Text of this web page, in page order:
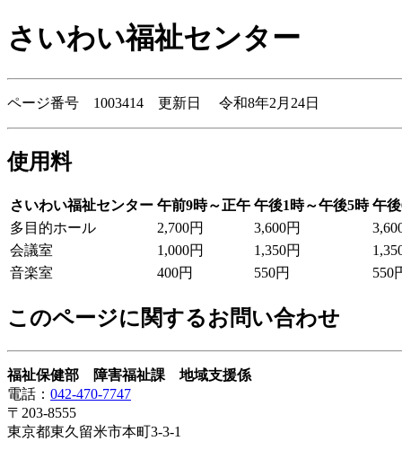
さいわい福祉センター
ページ番号 1003414 更新日 令和8年2月24日
使用料
さいわい福祉センター 午前9時～正午 午後1時～午後5時 午
多目的ホール
2,700円 3,600円
会議室
1,000円 1,350円
音楽室
400円 550円 550
このページに関するお問い合わせ
福祉保健部 障害福祉課 地域支援係
電話： 042-470-7747
〒203-8555
東京都東久留米市本町3-3-1